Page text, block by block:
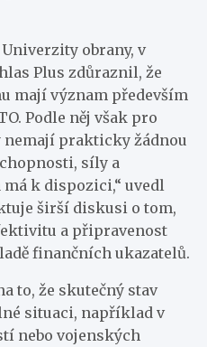
obrany, v
Plus zdůraznil, že
mají význam především
Podle něj však pro
prakticky žádnou
síly a
k dispozici,“ uvedl
širší diskusi o tom,
a připravenost
finančních ukazatelů.
to, že skutečný stav
situaci, například v
nebo vojenských